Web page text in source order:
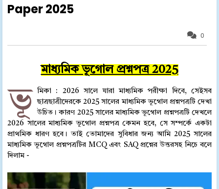
Paper 2025
0
মাধ্যমিক ভূগোল প্রশ্নপত্র 2025
ভূ মিকা : 2026 সালে যারা মাধ্যমিক পরীক্ষা দিবে, সেইসব
ছাত্রছাত্রীদেরকে 2025 সালের মাধ্যমিক ভূগোল প্রশ্নপত্রটি দেখা
উচিত। কারণ 2025 সালের মাধ্যমিক ভূগোল প্রশ্নপত্রটি দেখলে
2026 সালের মাধ্যমিক ভূগোল প্রশ্নপত্র কেমন হবে, সে সম্পর্কে একটা
প্রাথমিক ধারণ হবে। তাই তোমাদের সুবিধার জন্য আমি 2025 সালের
মাধ্যমিক ভূগোল প্রশ্নপত্রটির MCQ এবং SAQ প্রশ্নের উত্তরসহ নিচে বলে
দিলাম -